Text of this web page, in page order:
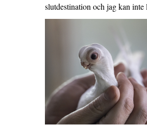
slutdestination och jag kan